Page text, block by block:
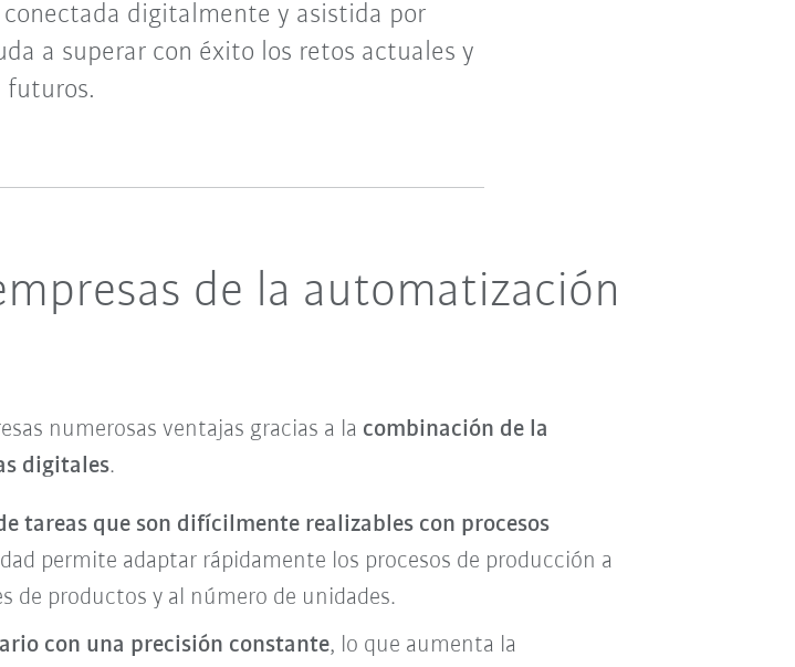
digitalmente y asistida por
a superar con éxito los retos actuales y
futuros.
de la automatización
numerosas ventajas gracias a la combinación de la
digitales.
tareas que son difícilmente realizables con procesos
permite adaptar rápidamente los procesos de producción a
de productos y al número de unidades.
con una precisión constante, lo que aumenta la